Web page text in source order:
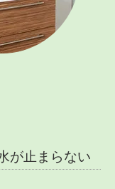
が止まらない